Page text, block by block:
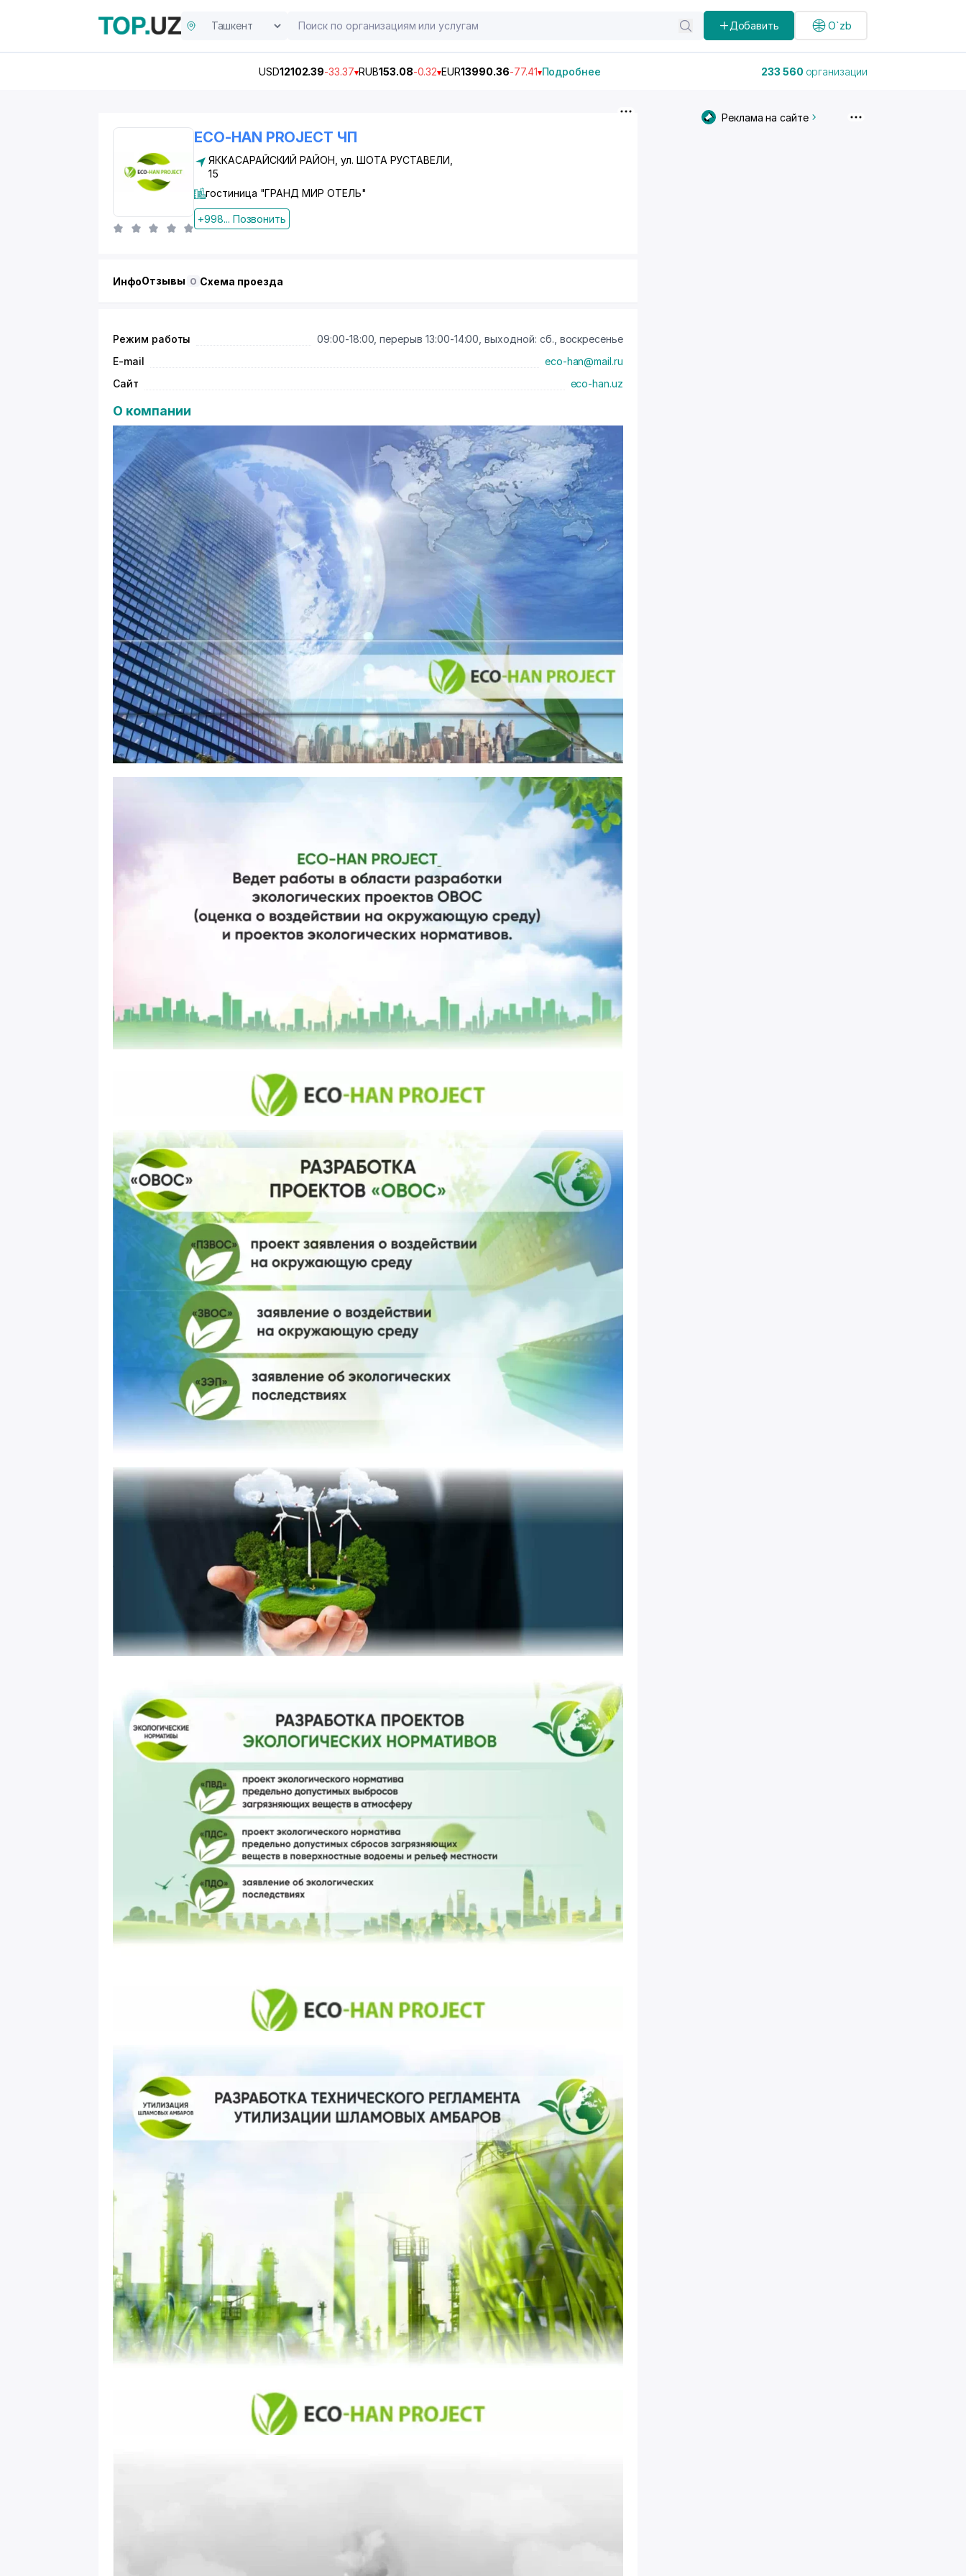
Добавить O`zb
USD12102.39-33.37 RUB153.08-0.32 EUR13990.36-77.41 Подробнее 233 560 организации
ECO-HAN PROJECT ЧП
ЯККАСАРАЙСКИЙ РАЙОН , ул. ШОТА РУСТАВЕЛИ,
15
гостиница "ГРАНД МИР ОТЕЛЬ"
+998... Позвонить
ИнфоОтзывы 0 Схема проезда
Режим работы
09:00-18:00, перерыв 13:00-14:00, выходной: сб., воскресенье
E-mail
eco-han@mail.ru
Сайт
eco-han.uz
О компании
Реклама на сайте